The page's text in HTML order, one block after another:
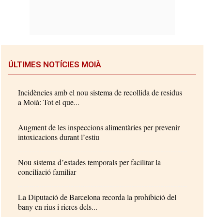
ÚLTIMES NOTÍCIES MOIÀ
Incidències amb el nou sistema de recollida de residus
a Moià: Tot el que...
Augment de les inspeccions alimentàries per prevenir
intoxicacions durant l’estiu
Nou sistema d’estades temporals per facilitar la
conciliació familiar
La Diputació de Barcelona recorda la prohibició del
bany en rius i rieres dels...